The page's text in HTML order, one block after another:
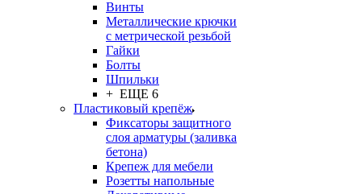
Винты
Металлические крючки
с метрической резьбой
Гайки
Болты
Шпильки
+ ЕЩЕ 6
Пластиковый крепёж
Фиксаторы защитного
слоя арматуры (заливка
бетона)
Крепеж для мебели
Розетты напольные